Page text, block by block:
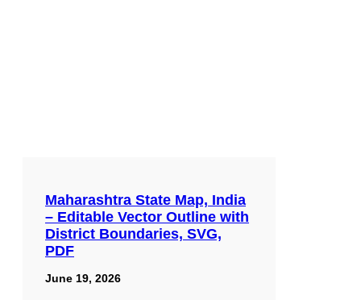
Maharashtra State Map, India
– Editable Vector Outline with
District Boundaries, SVG,
PDF
June 19, 2026